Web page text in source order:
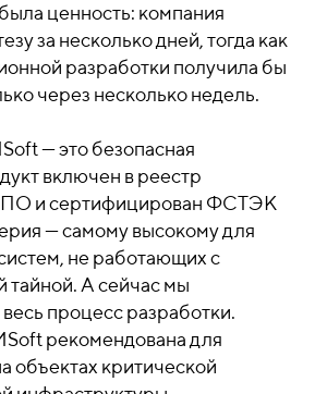
ценность: компания
за несколько дней, тогда как
разработки получила бы
через несколько недель.
— это безопасная
включен в реестр
ПО и сертифицирован ФСТЭК
— самому высокому для
не работающих с
тайной. А сейчас мы
процесс разработки.
рекомендована для
объектах критической